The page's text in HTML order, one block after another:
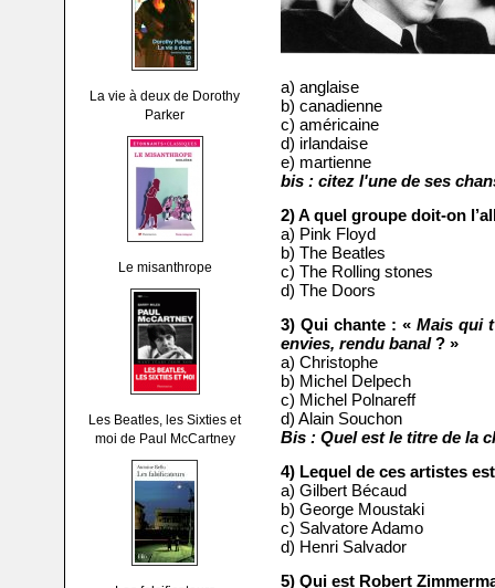
La vie à deux de Dorothy
Parker
Le misanthrope
Les Beatles, les Sixties et
moi de Paul McCartney
a) anglaise
b) canadienne
c) américaine
d) irlandaise
e) martienne
bis : citez l'une de ses
2) A quel groupe doit-on
a) Pink Floyd
b) The Beatles
c) The Rolling stones
d) The Doors
3) Qui chante : « Mais qui
envies, rendu banal? »
a) Christophe
b) Michel Delpech
c) Michel Polnareff
d) Alain Souchon
Bis : Quel est le titre de la
4) Lequel de ces artistes
a) Gilbert Bécaud
b) George Moustaki
c) Salvatore Adamo
d) Henri Salvador
5) Qui est Robert